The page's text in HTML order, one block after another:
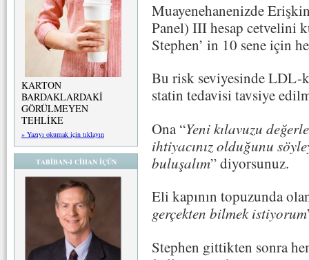
KARTON
BARDAKLARDAKİ
GÖRÜLMEYEN
TEHLİKE
» Yazıyı okumak için tıklayın
TABİBAN-I CİHAN İÇÜN
Muayenehanenizde
Panel) III hesap cetvelini
Stephen’ in 10 sene için
Bu risk seviyesinde LDL-
statin tedavisi tavsiye
Ona “Yeni kılavuzu
ihtiyacınız olduğunu
buluşalım” diyorsunuz.
Eli kapının topuzunda
gerçekten bilmek istiyorum
Stephen gittikten sonra